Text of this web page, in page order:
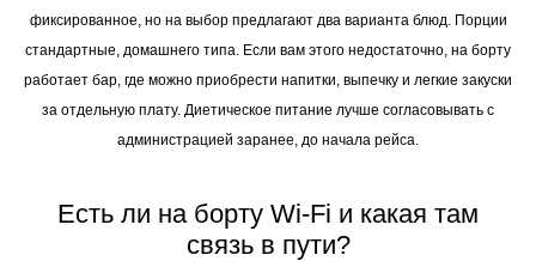
фиксированное, но на выбор предлагают два варианта блюд. Порции
стандартные, домашнего типа. Если вам этого недостаточно, на борту
работает бар, где можно приобрести напитки, выпечку и легкие закуски
за отдельную плату. Диетическое питание лучше согласовывать с
администрацией заранее, до начала рейса.
Есть ли на борту Wi-Fi и какая там
связь в пути?